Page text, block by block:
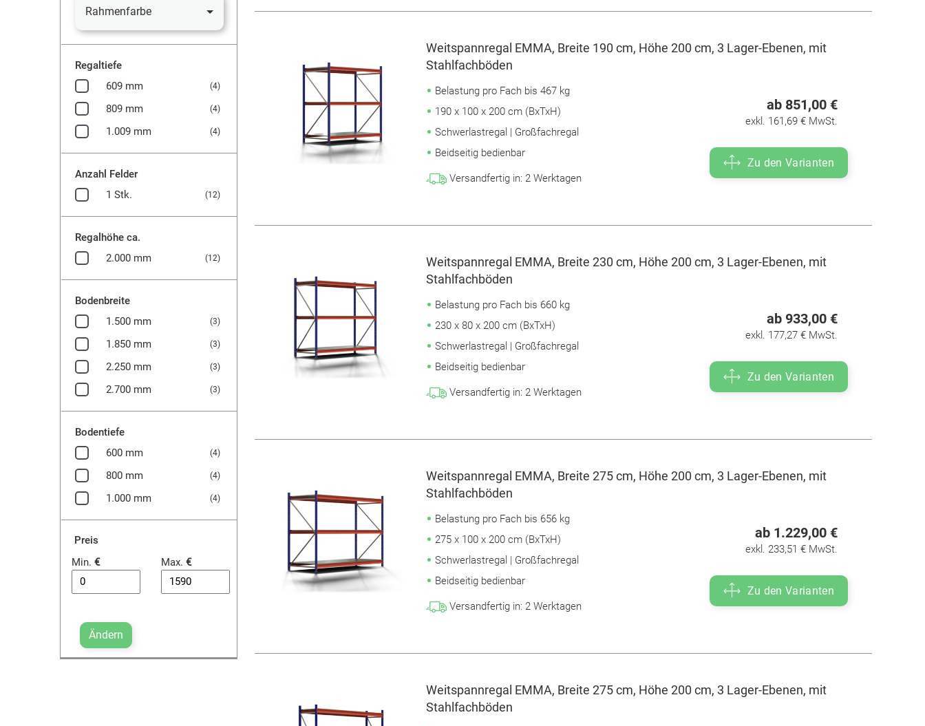
Rahmenfarbe
Regaltiefe
609 mm
(4)
809 mm (4)
1.009 mm (4)
Anzahl Felder
1 Stk.
(12)
Regalhöhe ca.
2.000 mm
(12)
Bodenbreite
1.500 mm
(3)
1.850 mm (3)
2.250 mm (3)
2.700 mm (3)
Bodentiefe
600 mm
(4)
800 mm (4)
1.000 mm (4)
Preis
Min. € Max. €
Ändern
Weitspannregal EMMA, Breite 190 cm, Höhe 200 cm, 3 Lager-Ebenen, mit
Stahlfachböden
Belastung pro Fach bis 467 kg
190 x 100 x 200 cm (BxTxH)
Schwerlastregal | Großfachregal
Beidseitig bedienbar
Versandfertig in: 2 Werktagen
ab 851,00 €
exkl. 161,69 € MwSt.
Zu den Varianten
Weitspannregal EMMA, Breite 230 cm, Höhe 200 cm, 3 Lager-Ebenen, mit
Stahlfachböden
Belastung pro Fach bis 660 kg
230 x 80 x 200 cm (BxTxH)
Schwerlastregal | Großfachregal
Beidseitig bedienbar
Versandfertig in: 2 Werktagen
ab 933,00 €
exkl. 177,27 € MwSt.
Zu den Varianten
Weitspannregal EMMA, Breite 275 cm, Höhe 200 cm, 3 Lager-Ebenen, mit
Stahlfachböden
Belastung pro Fach bis 656 kg
275 x 100 x 200 cm (BxTxH)
Schwerlastregal | Großfachregal
Beidseitig bedienbar
Versandfertig in: 2 Werktagen
ab 1.229,00 €
exkl. 233,51 € MwSt.
Zu den Varianten
Weitspannregal EMMA, Breite 275 cm, Höhe 200 cm, 3 Lager-Ebenen, mit
Stahlfachböden